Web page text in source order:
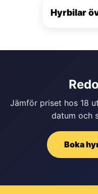
Hyrbilar
Jämför priset hos 18
datum och
Boka